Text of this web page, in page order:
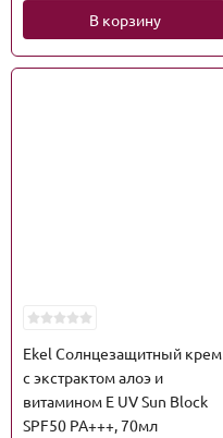
В корзину
Ekel Солнцезащитный крем
с экстрактом алоэ и
витамином Е UV Sun Block
SPF50 PA+++, 70мл